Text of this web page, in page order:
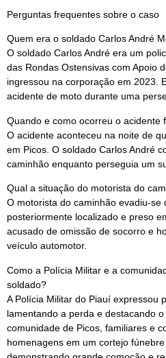
Perguntas frequentes sobre o caso
Quem era o soldado Carlos André
O soldado Carlos André era um
das Rondas Ostensivas com Apoio
ingressou na corporação em 2023.
acidente de moto durante uma
Quando e como ocorreu o acidente
O acidente aconteceu na noite de
em Picos. O soldado Carlos André
caminhão enquanto perseguia um
Qual a situação do motorista do
O motorista do caminhão evadiu-se
posteriormente localizado e preso
acusado de omissão de socorro e
veículo automotor.
Como a Polícia Militar e a
soldado?
A Polícia Militar do Piauí expressou
lamentando a perda e destacando
comunidade de Picos, familiares e
homenagens em um cortejo